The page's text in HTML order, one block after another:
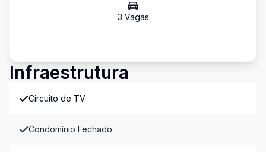
3 Vagas
Infraestrutura
Circuito de TV
Condomínio Fechado